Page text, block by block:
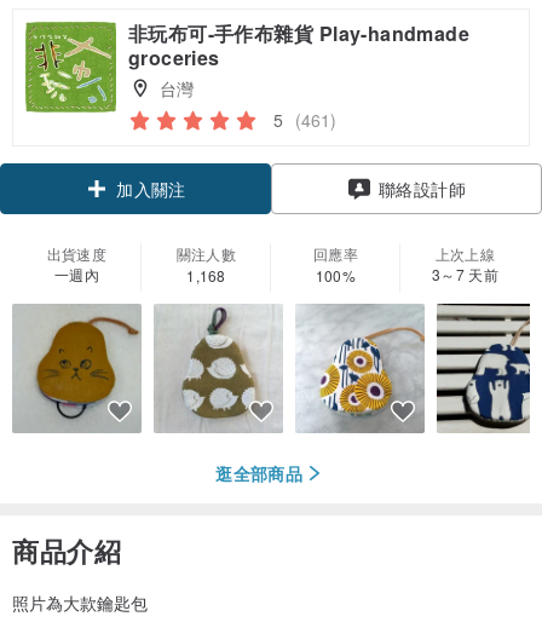
非玩布可-手作布雜貨 Play-handmade
groceries
台灣
5 (461)
加入關注 聯絡設計師
出貨速度
一週內
關注人數
1,168
回應率
100%
上次上線
3～7 天前
逛全部商品
商品介紹
照片為大款鑰匙包